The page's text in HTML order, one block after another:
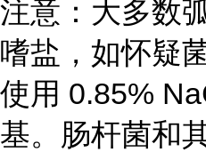
注意：大多数
嗜盐，如怀疑
使用 0.85%
基。肠杆菌和